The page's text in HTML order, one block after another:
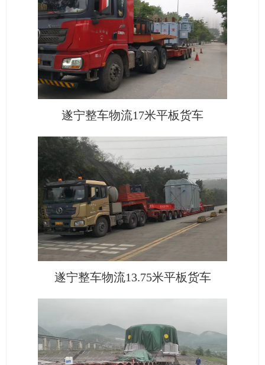
遂宁整车物流17米平板货车
遂宁整车物流13.75米平板货车